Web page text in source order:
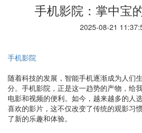
手机影院：掌中宝
2025-08-21
手机影院
随着科技的发展，智能手机逐渐成为人们
分。手机影院，正是这一趋势的产物，给
电影和视频的便利。如今，越来越多的人
喜欢的影片，这不仅改变了传统的观影习
了新的乐趣和体验。